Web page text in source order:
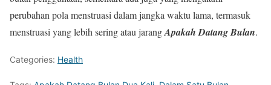
perubahan pola menstruasi dalam jangka waktu lama, termasuk
menstruasi yang lebih sering atau jarangApakah Datang Bulan.
Categories: Health